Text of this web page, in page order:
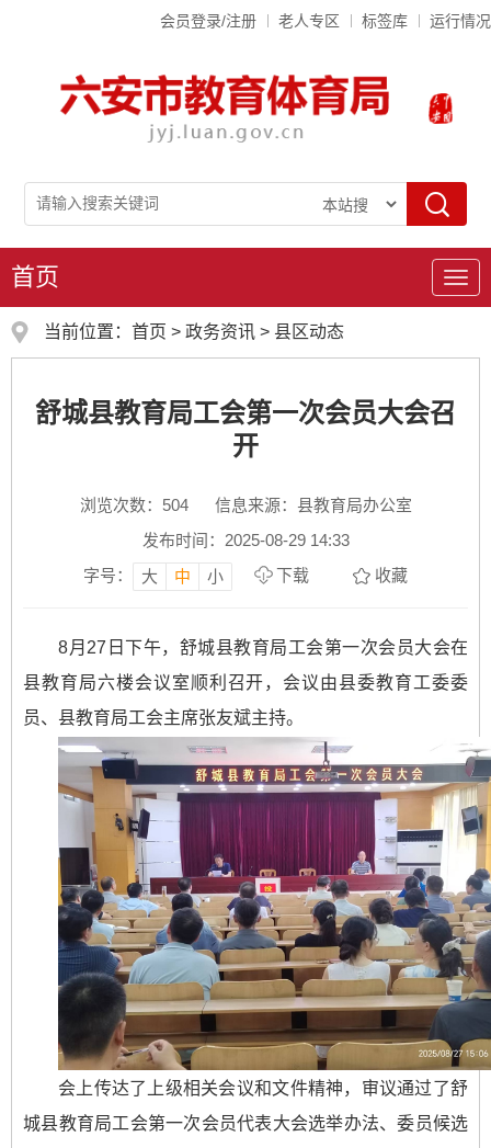
会员登录/注册 老人专区 标签库 运行情况
导
首页
当前位置： 首页 > 政务资讯 > 县区动态
舒城县教育局工会第一次会员大会召
开
浏览次数： 504
信息来源：县教育局办公室
发布时间：2025-08-29 14:33
字号：
大 中 小 下载 收藏
8月27日下午，舒城县教育局工会第一次会员大会在
县教育局六楼会议室顺利召开，会议由县委教育工委委
员、县教育局工会主席张友斌主持。
会上传达了上级相关会议和文件精神，审议通过了舒
城县教育局工会第一次会员代表大会选举办法、委员候选